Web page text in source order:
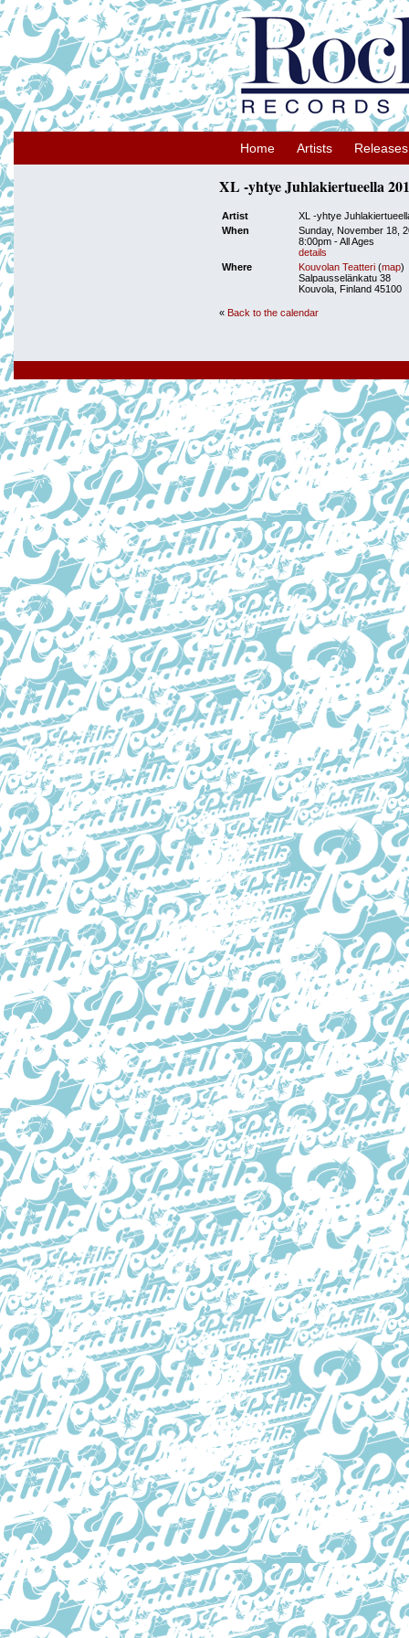
Home Artists Releases
XL -yhtye Juhlakiertueella
Artist
XL -yhtye
When
Sunday, November 18,
8:00pm -All Ages
details
Where
Kouvolan Teatteri (map)
Salpausselänkatu 38
Kouvola, Finland 45100
« Back to the calendar